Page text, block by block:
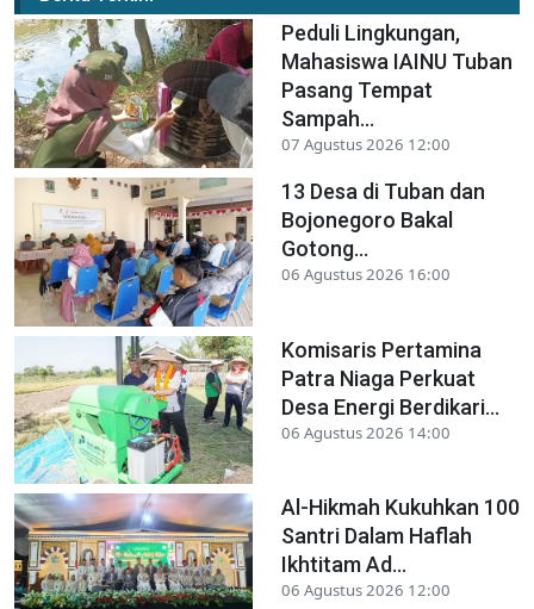
Peduli Lingkungan,
Mahasiswa IAINU Tuban
Pasang Tempat
Sampah...
07 Agustus 2026 12:00
13 Desa di Tuban dan
Bojonegoro Bakal
Gotong...
06 Agustus 2026 16:00
Komisaris Pertamina
Patra Niaga Perkuat
Desa Energi Berdikari...
06 Agustus 2026 14:00
Al-Hikmah Kukuhkan 100
Santri Dalam Haflah
Ikhtitam Ad...
06 Agustus 2026 12:00